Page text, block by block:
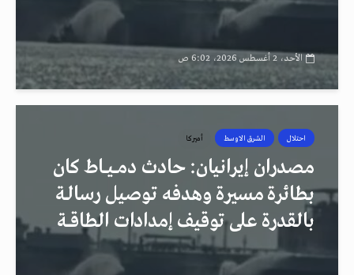
الأحد، 2 أغسطس 2026، 6:02 ص
احتلال الشرق الاوسط أميركا
مصدران إيرانيان: حادث دمــيــاط كان
بطائرة مسيرة وهدفه توصيل رسالـة
بالقدرة على توقيف إمدادات الطاقــة